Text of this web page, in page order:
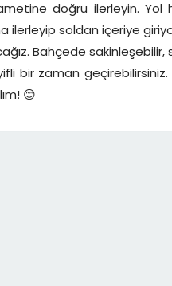
doğru ilerleyin. Yol
ilerleyip soldan içeriye
Bahçede
bir zaman
😊